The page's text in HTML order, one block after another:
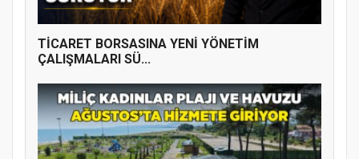
TİCARET BORSASINA YENİ YÖNETİM
ÇALIŞMALARI SÜ...